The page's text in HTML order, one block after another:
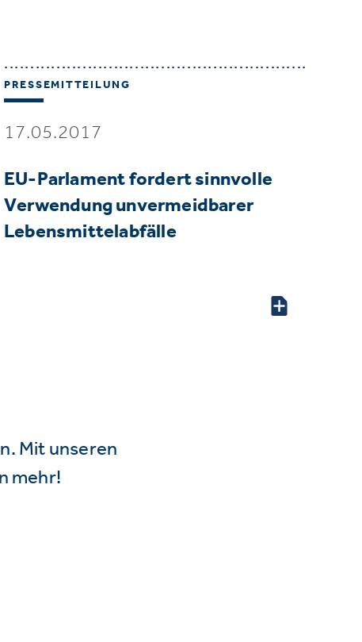
PRESSEMITTEILUNG
17.05.2017
EU-Parlament fordert sinnvolle
Verwendung unvermeidbarer
Lebensmittelabfälle
Mit unseren
mehr!